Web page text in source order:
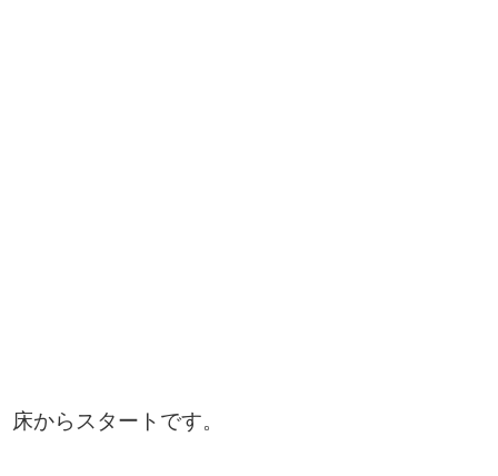
床からスタートです。